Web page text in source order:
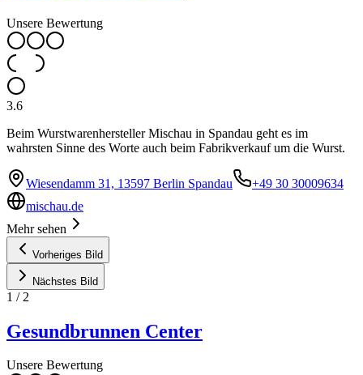
Unsere Bewertung
3.6
Beim Wurstwarenhersteller Mischau in Spandau geht es im
wahrsten Sinne des Worte auch beim Fabrikverkauf um die Wurst.
Wiesendamm 31, 13597 Berlin Spandau
+49 30 30009634
mischau.de
Mehr sehen
Vorheriges Bild
Nächstes Bild
1 / 2
Gesundbrunnen Center
Unsere Bewertung